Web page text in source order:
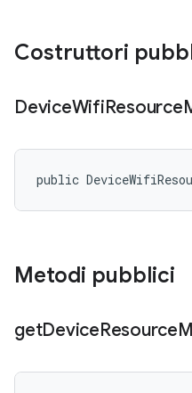
Costruttori
DeviceWifiResource
public
Metodi pubblici
getDeviceResource